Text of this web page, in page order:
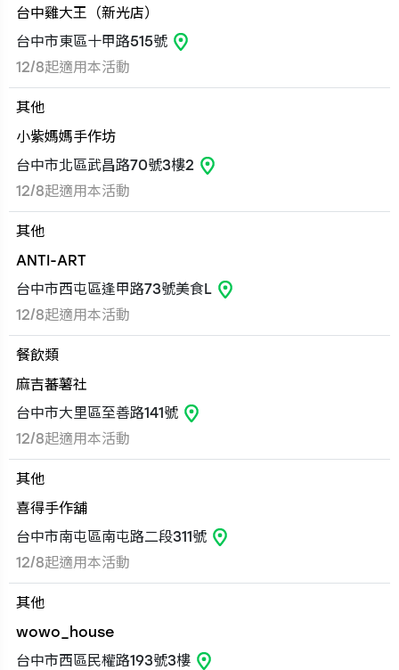
台中雞大王（新光店）
台中市東區十甲路515號
12/8起適用本活動
其他
小紫媽媽手作坊
台中市北區武昌路70號3樓2
12/8起適用本活動
其他
ANTI-ART
台中市西屯區逢甲路73號美食L
12/8起適用本活動
餐飲類
麻吉蕃薯社
台中市大里區至善路141號
12/8起適用本活動
其他
喜得手作舖
台中市南屯區南屯路二段311號
12/8起適用本活動
其他
wowo_house
台中市西區民權路193號3樓